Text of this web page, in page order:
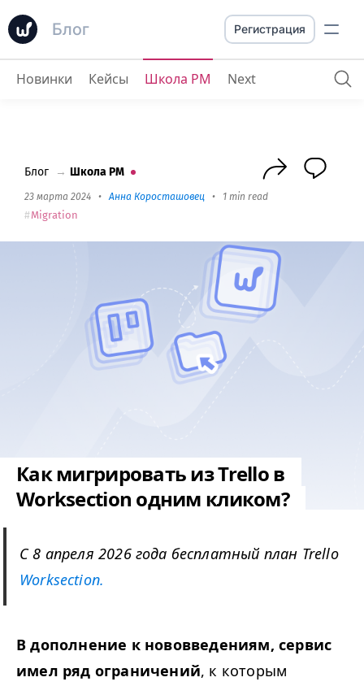
Блог
Как мигрировать из Trello в Worksection одним кликом?
Регистрация
Новинки Кейсы Школа PM Next
Блог → Школа PM
23 марта 2024 •Анна Коросташовец • 1 min read
Migration
Как мигрировать из Trello в
Worksection одним кликом?
С 8 апреля 2026 года бесплатный план Trello
Worksection.
В дополнение к нововведениям, сервис
имел ряд ограничений, к которым